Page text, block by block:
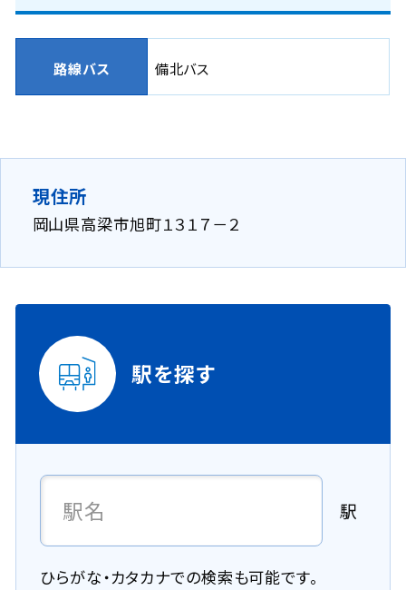
路線バス 備北バス
現住所
岡山県高梁市旭町１３１７－２
駅を探す
駅
ひらがな・カタカナでの検索も可能です。